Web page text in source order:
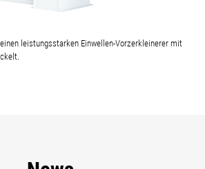
leistungsstarken Einwellen-Vorzerkleinerer mit